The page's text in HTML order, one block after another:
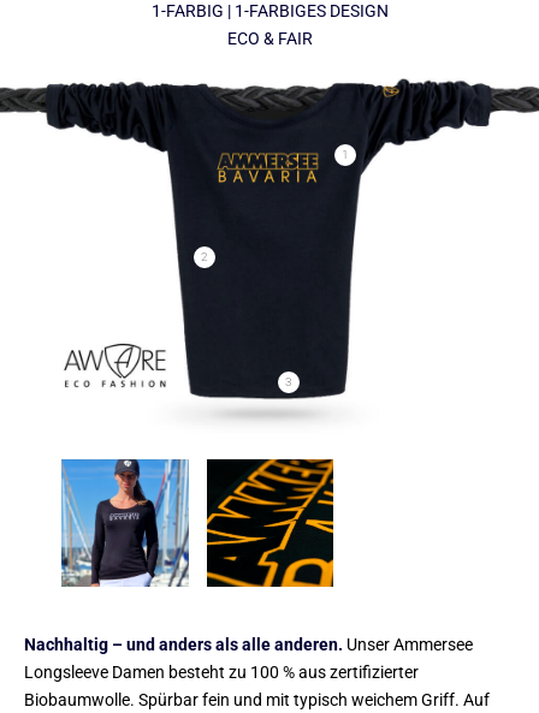
1-FARBIG | 1-FARBIGES DESIGN
ECO & FAIR
1
2
3
Nachhaltig – und anders als alle anderen. Unser Ammersee
Longsleeve Damen besteht zu 100 % aus zertifizierter
Biobaumwolle. Spürbar fein und mit typisch weichem Griff. Auf